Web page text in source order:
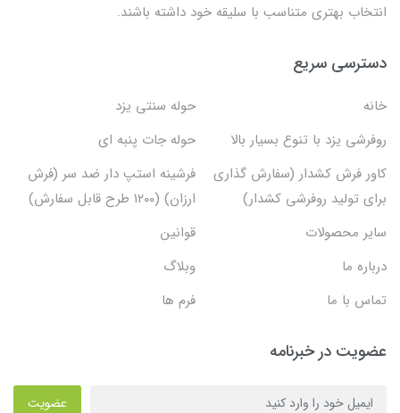
انتخاب بهتری متناسب با سلیقه خود داشته باشند.
دسترسی سریع
خانه
حوله سنتی یزد
روفرشی یزد با تنوع بسیار بالا
حوله جات پنبه ای
کاور فرش کشدار (سفارش گذاری
برای تولید روفرشی کشدار)
فرشینه استپ دار ضد سر (فرش
ارزان) (۱۲۰۰ طرح قابل سفارش)
سایر محصولات
قوانین
درباره ما
وبلاگ
تماس با ما
فرم ها
عضویت در خبرنامه
عضویت